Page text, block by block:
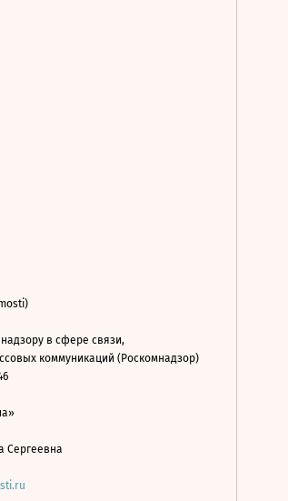
в сфере связи,
коммуникаций (Роскомнадзор)
Сергеевна